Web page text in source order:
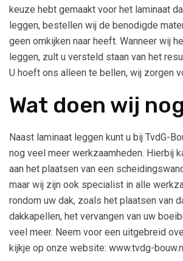
keuze hebt gemaakt voor het laminaat
leggen, bestellen wij de benodigde
geen omkijken naar heeft. Wanneer wij
leggen, zult u versteld staan van het
U hoeft ons alleen te bellen, wij zorgen
Wat doen wij
Naast laminaat leggen kunt u bij TvdG-
nog veel meer werkzaamheden. Hierbij
aan het plaatsen van een
maar wij zijn ook specialist in alle
rondom uw dak, zoals het plaatsen van
dakkapellen, het vervangen van uw
veel meer. Neem voor een uitgebreid
kijkje op onze website: www.tvdg-